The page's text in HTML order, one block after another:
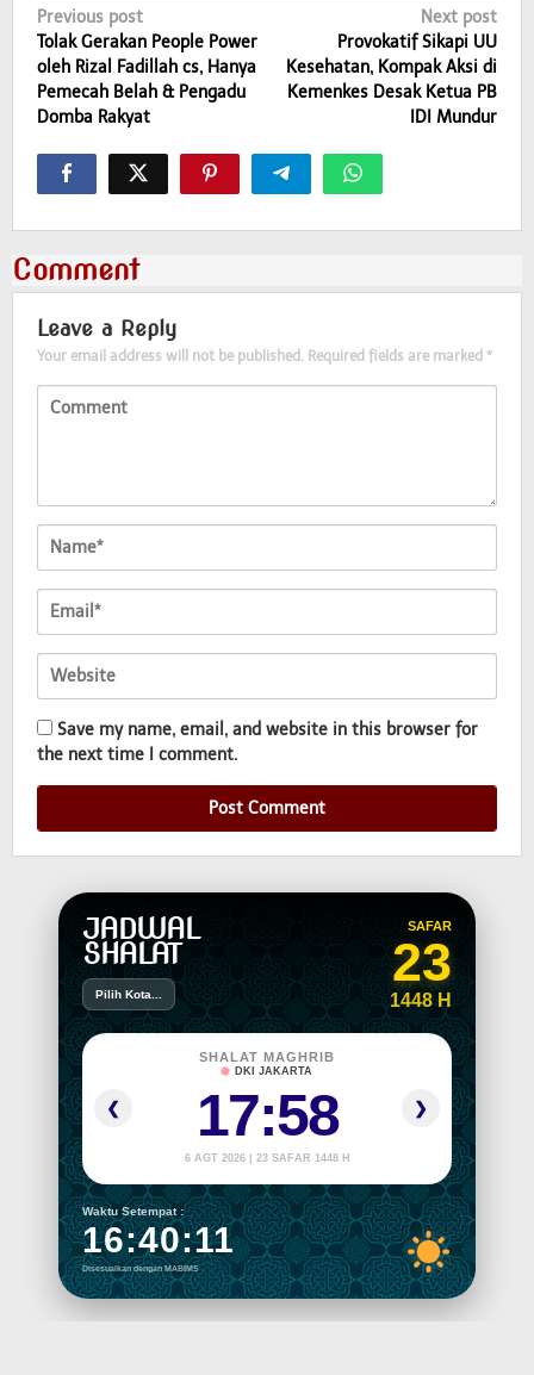
Post
navigation
Previous post
Tolak Gerakan People Power
oleh Rizal Fadillah cs, Hanya
Pemecah Belah & Pengadu
Domba Rakyat
Next post
Provokatif Sikapi UU
Kesehatan, Kompak Aksi di
Kemenkes Desak Ketua PB
IDI Mundur
Comment
Leave a Reply
Your email address will not be published. Required fields are marked *
Save my name, email, and website in this browser for
the next time I comment.
JADWAL
SHALAT
Pilih Kota...
SAFAR
23
1448 H
❮
SHALAT MAGHRIB
DKI JAKARTA
17:58
6 AGT 2026 | 23 SAFAR 1448 H
❯
Waktu Setempat :
16:40:11
Disesuaikan dengan MABIMS